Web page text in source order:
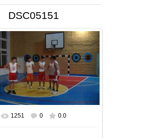
DSC05151
размере 1024x576
1251 0 0.0